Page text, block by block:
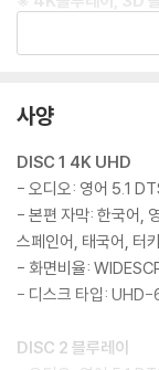
1) 4K UHD 디스크는
이어를 사용하셔야 합
2) 3D 블루레이는 전
※ 아웃케이스/구성
1) 제작/배송 과정에
발생할 수 있습니다.
다.
2) 스틸북 케이스 제작
3) 렌티큘러 스틸북의
사양
DISC 1 4K UHD
- 오디오: 영어 5.1
- 본편 자막: 한국어,
스페인어, 태국어, 터
- 화면비율:
- 디스크 타입: UHD-
DISC 2 블루레이